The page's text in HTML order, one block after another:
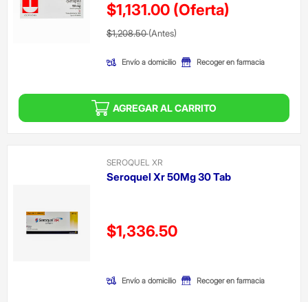
$1,131.00 (Oferta)
Precio reducido de
$1,208.50(Antes)(Oferta)
Envío a domicilio Recoger en farmacia
AGREGAR AL CARRITO
SEROQUEL XR
Seroquel Xr 50Mg 30 Tab
Precio reducido de
$1,336.50
Envío a domicilio Recoger en farmacia